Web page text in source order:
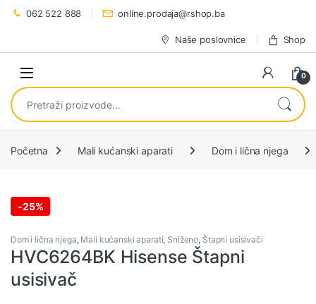
Preskoči na navigaciju
Preskoči na sadržaj
062 522 888 online.prodaja@rshop.ba
Naše poslovnice Shop
0
Pretraži:
Početna Mali kućanski aparati Dom i lična njega
-25%
Dom i lična njega, Mali kućanski aparati, Sniženo, Štapni usisivači
HVC6264BK Hisense Štapni
usisivač